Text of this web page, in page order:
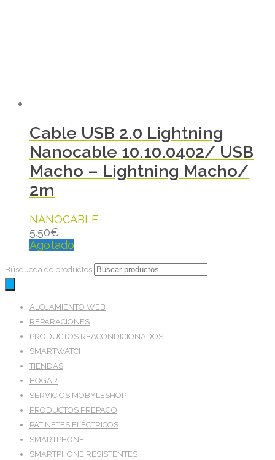
Cable USB 2.0 Lightning
Nanocable 10.10.0402/ USB
Macho – Lightning Macho/
2m
NANOCABLE
5.50€
Agotado
Búsqueda de productos
ALOJAMIENTO WEB
REPARACIONES
PRODUCTOS REACONDICIONADOS
SMARTWATCH
TIENDAS
HOGAR
SERVICIOS MOBYLESHOP
PRODUCTOS PREPAGO
PATINETES ELÉCTRICOS
SMARTPHONE
SMARTPHONE RESISTENTES